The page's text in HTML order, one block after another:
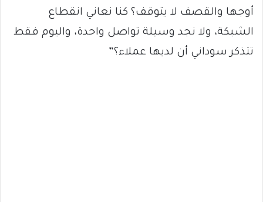
أوجها والقصف لا يتوقف؟ كنا نعاني انقطاع
الشبكة، ولا نجد وسيلة تواصل واحدة، واليوم فقط
تتذكر سوداني أن لديها عملاء؟”